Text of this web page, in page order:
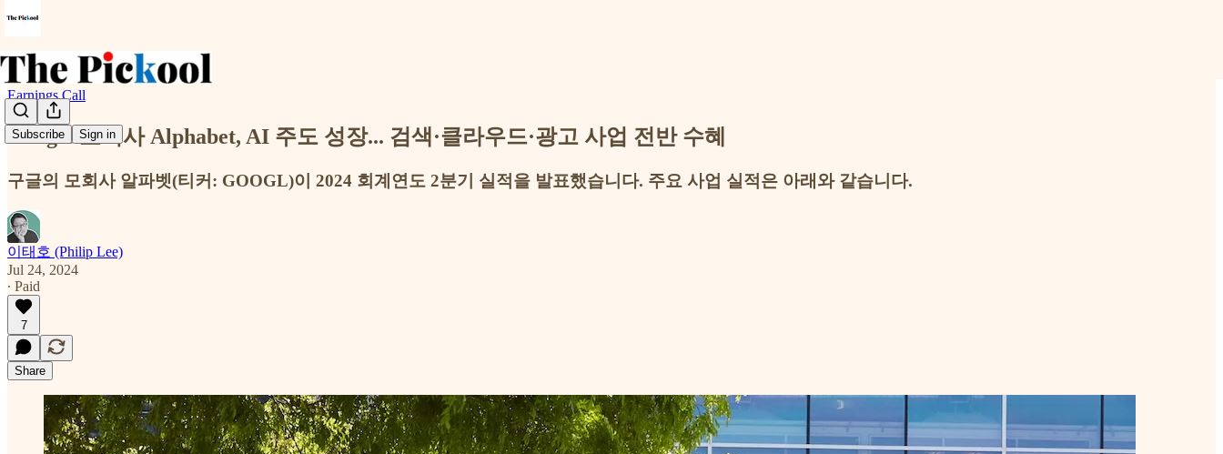
Subscribe Sign in
Earnings Call
Google 모회사 Alphabet, AI 주도 성장... 검색·클라우드·광고 사업 전반 수혜
구글의 모회사 알파벳(티커: GOOGL)이 2024 회계연도 2분기 실적을 발표했습니다. 주요 사업 실적은 아래와 같습니다.
이태호 (Philip Lee)
Jul 24, 2024
∙ Paid
7
Share